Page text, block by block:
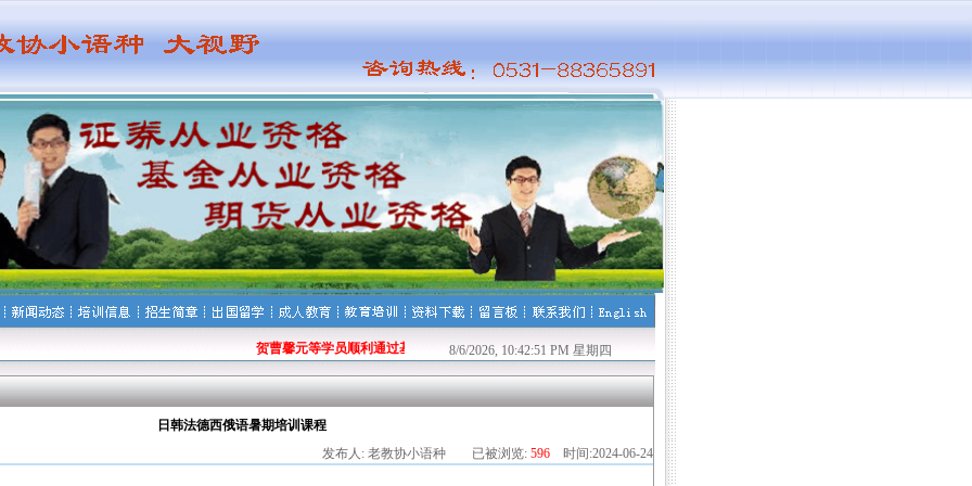
贺曹馨元等学员顺利通过基金从业资格考试！贺张霞、王玉、郭长文、王丽君、金添、陈佳欣、李召华、孙鹏、胡锡林、苟
8/6/2026, 10:42:53 PM 星期四
日韩法德西俄语暑期培训课程
发布人: 老教协小语种 已被浏览: 596 时间:2024-06-24